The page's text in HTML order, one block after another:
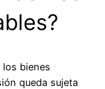
los bienes
queda sujeta